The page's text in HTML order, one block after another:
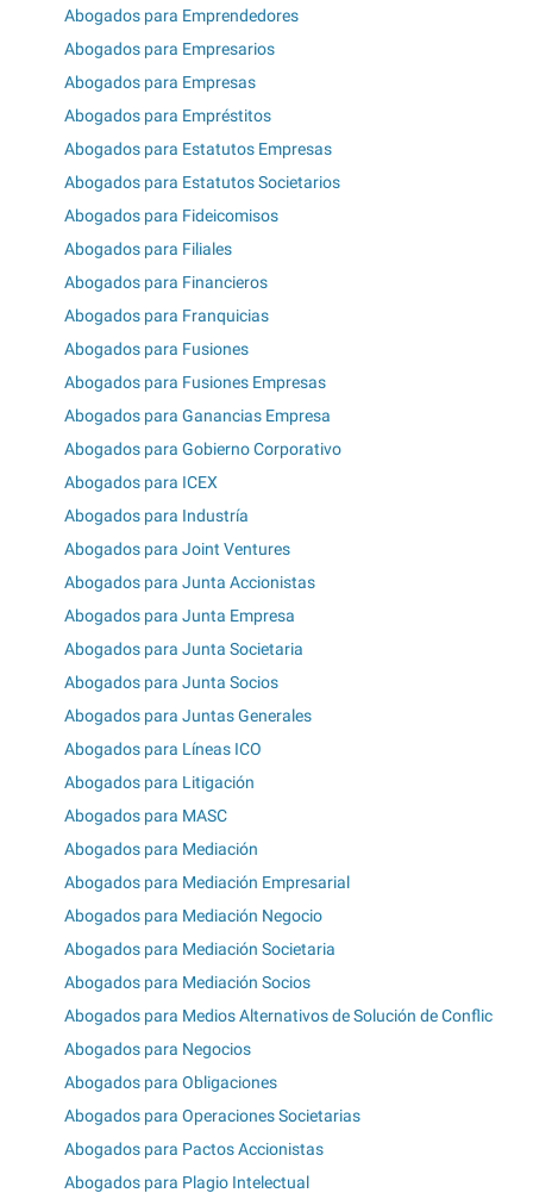
Abogados para Emprendedores
Abogados para Empresarios
Abogados para Empresas
Abogados para Empréstitos
Abogados para Estatutos Empresas
Abogados para Estatutos Societarios
Abogados para Fideicomisos
Abogados para Filiales
Abogados para Financieros
Abogados para Franquicias
Abogados para Fusiones
Abogados para Fusiones Empresas
Abogados para Ganancias Empresa
Abogados para Gobierno Corporativo
Abogados para ICEX
Abogados para Industría
Abogados para Joint Ventures
Abogados para Junta Accionistas
Abogados para Junta Empresa
Abogados para Junta Societaria
Abogados para Junta Socios
Abogados para Juntas Generales
Abogados para Líneas ICO
Abogados para Litigación
Abogados para MASC
Abogados para Mediación
Abogados para Mediación Empresarial
Abogados para Mediación Negocio
Abogados para Mediación Societaria
Abogados para Mediación Socios
Abogados para Medios Alternativos de Solución de Conflic
Abogados para Negocios
Abogados para Obligaciones
Abogados para Operaciones Societarias
Abogados para Pactos Accionistas
Abogados para Plagio Intelectual